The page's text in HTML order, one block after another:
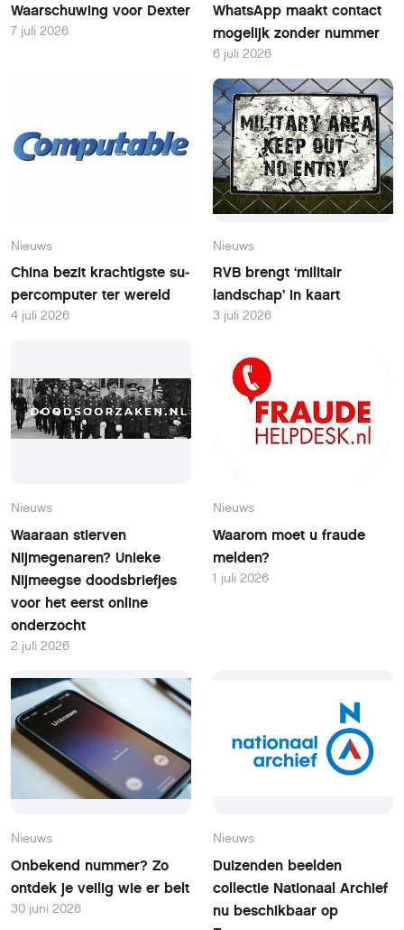
Waarschuwing voor Dexter
7 juli 2026
WhatsApp maakt contact
mogelijk zonder nummer
6 juli 2026
Nieuws
China bezit krachtigste su­
per­com­pu­ter ter wereld
4 juli 2026
Nieuws
RVB brengt ‘militair
landschap’ in kaart
3 juli 2026
Nieuws
Waaraan stierven
Nijmegenaren? Unieke
Nijmeegse doodsbriefjes
voor het eerst online
onderzocht
2 juli 2026
Nieuws
Waarom moet u fraude
melden?
1 juli 2026
Nieuws
Onbekend nummer? Zo
ontdek je veilig wie er belt
30 juni 2026
Nieuws
Duizenden beelden
collectie Nationaal Archief
nu beschikbaar op